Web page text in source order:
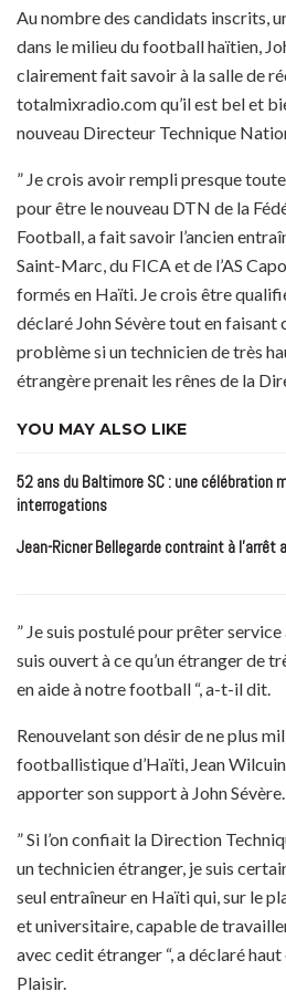
Au nombre des candidats inscrits,
dans le milieu du football haïtien,
clairement fait savoir à la salle de
totalmixradio.com qu’il est bel et
nouveau Directeur Technique
” Je crois avoir rempli presque
pour être le nouveau DTN de la
Football, a fait savoir l’ancien
Saint-Marc, du FICA et de l’AS
formés en Haïti. Je crois être
déclaré John Sévère tout en faisant
problème si un technicien de très
étrangère prenait les rênes de la
YOU MAY ALSO LIKE
52 ans du Baltimore SC : une célébration
interrogations
Jean-Ricner Bellegarde contraint à l’arrêt
” Je suis postulé pour prêter
suis ouvert à ce qu’un étranger de
en aide à notre football “, a-t-il dit.
Renouvelant son désir de ne plus
footballistique d’Haïti, Jean
apporter son support à John Sévère.
” Si l’on confiait la Direction
un technicien étranger, je suis
seul entraîneur en Haïti qui, sur le
et universitaire, capable de
avec cedit étranger “, a déclaré
Plaisir.